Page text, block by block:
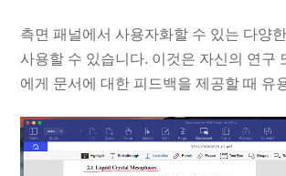
측면 패널에서 사용자화할 수 있는 다양
사용할 수 있습니다. 이것은 자신의 연구
에게 문서에 대한 피드백을 제공할 때 유